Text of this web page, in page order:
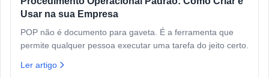
Usar na sua Empresa
POP não é documento para gaveta. É a ferramenta que
permite qualquer pessoa executar uma tarefa do jeito certo.
Ler artigo